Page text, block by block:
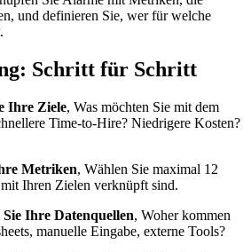
und definieren Sie, wer für welche
Schritt für Schritt
Ihre Ziele, Was möchten Sie mit dem
Time-to-Hire? Niedrigere Kosten?
Metriken, Wählen Sie maximal 12
Ihren Zielen verknüpft sind.
Ihre Datenquellen, Woher kommen
manuelle Eingabe, externe Tools?